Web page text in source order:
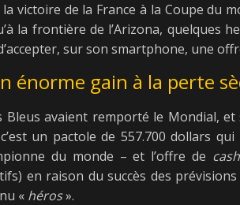
victoire de la France à la Coupe du
la frontière de l’Arizona, quelques
sur son smartphone, une
énorme gain à la perte
Bleus avaient remporté le Mondial, et
un pactole de 557.700 dollars
du monde – et l’offre de
en raison du succès des
« héros».